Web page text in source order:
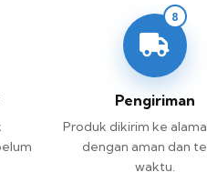
8
Pengiriman
Produk dikirim ke
dengan aman dan
waktu.